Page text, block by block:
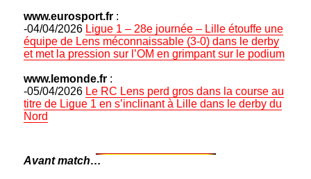
www.eurosport.fr :
-04/04/2026 Ligue 1 – 28e journée – Lille étouffe une
équipe de Lens méconnaissable (3-0) dans le derby
et met la pression sur l’OM en grimpant sur le podium
www.lemonde.fr :
-05/04/2026 Le RC Lens perd gros dans la course au
titre de Ligue 1 en s’inclinant à Lille dans le derby du
Nord
Avant match…